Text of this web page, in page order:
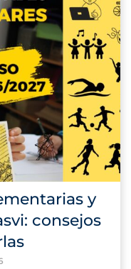
y
consejos